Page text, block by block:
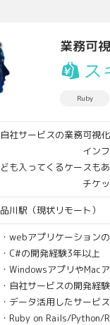
業務可
ス
Ruby
自社サービスの業務可視
インフラなど開発環
ども入ってくるケースもあ
チケットベースでの
品川駅（現状リモート）
・webアプリケーション
・C#の開発経験3年以上
・WindowsアプリやMac
・自社サービスの開発経験
・データ活用したサービ
・Ruby on Rails/